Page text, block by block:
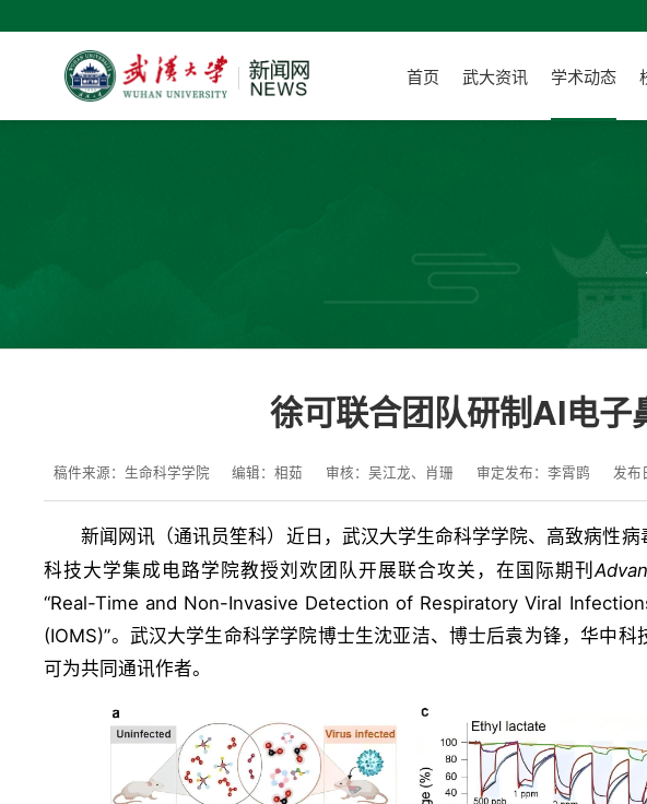
首页 武大资讯 学术动态
徐可联合团队研制AI电子
稿件来源：生命科学学院 编辑：相茹 审核：吴江龙、肖珊 审定发布：李霄鹍 发布
新闻网讯（通讯员笙科）近日，武汉大学生命科学学院、高致病性
科技大学集成电路学院教授刘欢团队开展联合攻关，在国际期刊
“Real-Time and Non-Invasive Detection of Respiratory Viral
(IOMS)”。 武汉大学生命科学学院博士生沈亚洁、博士后袁为锋，华中
可为共同通讯作者。